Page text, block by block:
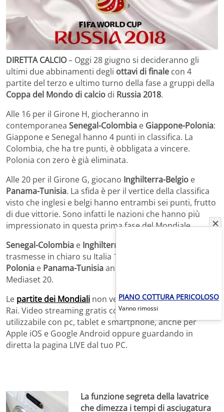
DIRETTA CALCIO– Oggi 28 giugno si decideranno gli
ultimi due abbinamenti degli ottavi di finale con 4
partite del terzo e ultimo turno della fase a gruppi della
Coppa del Mondo di calcio di Russia 2018.
Alle 16 per il Girone H, giocheranno in
contemporanea Senegal-Colombia e Giappone-Polonia:
Giappone e Senegal hanno 4 punti in classifica. La
Colombia, che ha tre punti, è obbligata a vincere.
Polonia con zero è già eliminata.
Alle 20 per il Girone G, giocano Inghilterra-Belgio e
Panama-Tunisia. La sfida è per il vertice della classifica
visto che inglesi e belgi hanno entrambi sei punti, frutto
di due vittorie. Sono infatti le nazioni che hanno più
impressionato in questa prima fase del Mondiale.
Senegal-Colombia e Inghilterra-Belgio
trasmesse in chiaro su Italia 1 anche in HD.
Polonia e Panama-Tunisiaandranno in onda su
Mediaset 20.
Le partite dei Mondiali non vengono trasmesse dalla
Rai. Video streaming gratis con l’applicativo Mediaset
utilizzabile con pc, tablet e smartphone, anche per
Apple iOS e Google Android oppure guardando in
diretta la pagina LIVE dal tuo PC.
La funzione segreta della lavatrice
che dimezza i tempi di asciugatura
PIANO COTTURA PERICOLOSO
Vanno rimossi